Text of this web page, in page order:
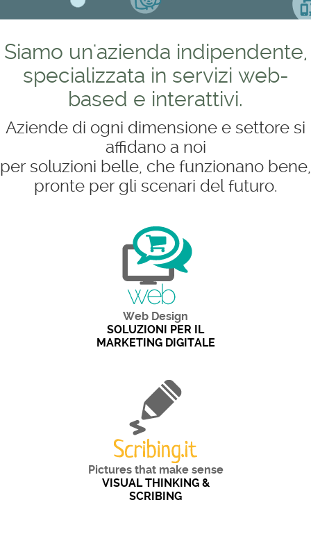
Siamo un'azienda indipendente,
specializzata in servizi web-
based e interattivi.
Aziende di ogni dimensione e settore si
affidano a noi
per soluzioni belle, che funzionano bene,
pronte per gli scenari del futuro.
Web Design
SOLUZIONI PER IL
MARKETING DIGITALE
Pictures that make sense
VISUAL THINKING &
SCRIBING